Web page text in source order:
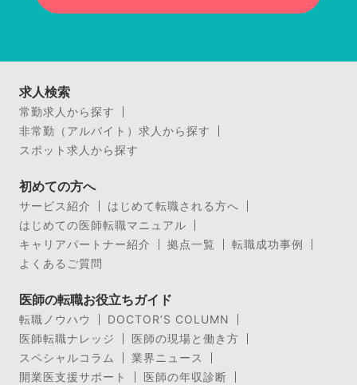
求人検索
常勤求人から探す
非常勤（アルバイト）求人から探す
スポット求人から探す
初めての方へ
サービス紹介
はじめて転職される方へ
はじめての医師転職マニュアル
キャリアパートナー紹介
拠点一覧
転職成功事例
よくあるご質問
医師の転職お役立ちガイド
転職ノウハウ
DOCTOR’S COLUMN
医師転職ナレッジ
医師の現場と働き方
スペシャルコラム
業界ニュース
開業医支援サポート
医師の年収診断